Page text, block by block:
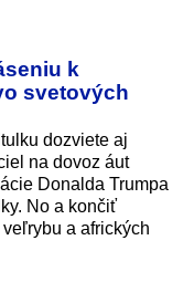
k
svetových
dozviete aj
na dovoz áut
Donalda Trumpa
No a končiť
a afrických